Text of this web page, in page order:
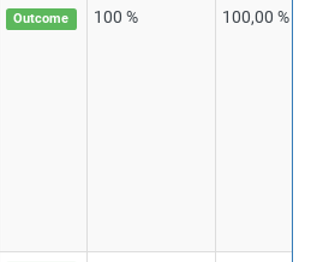
Outcome 100 % 100,00 %